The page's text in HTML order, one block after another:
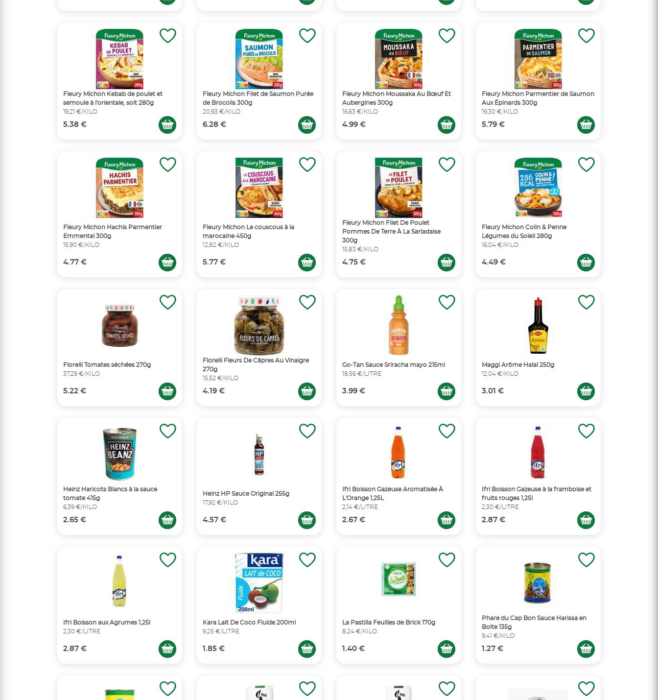
Fleury Michon Kebab de poulet et
semoule à l'orientale, soit 280g
19,21 €/KILO
5.38 €
Fleury Michon Filet de Saumon Purée
de Brocolis 300g
20,93 €/KILO
6.28 €
Fleury Michon Moussaka Au Bœuf Et
Aubergines 300g
16,63 €/KILO
4.99 €
Fleury Michon Parmentier de Saumon
Aux Épinards 300g
19,30 €/KILO
5.79 €
Fleury Michon Hachis Parmentier
Emmental 300g
15,90 €/KILO
4.77 €
Fleury Michon Le couscous à la
marocaine 450g
12,82 €/KILO
5.77 €
Fleury Michon Filet De Poulet
Pommes De Terre À La Sarladaise
300g
15,83 €/KILO
4.75 €
Fleury Michon Colin & Penne
Légumes du Soleil 280g
16,04 €/KILO
4.49 €
Florelli Tomates séchées 270g
37,29 €/KILO
5.22 €
Florelli Fleurs De Câpres Au Vinaigre
270g
15,52 €/KILO
4.19 €
Go-Tan Sauce Sriracha mayo 215ml
18,56 €/LITRE
3.99 €
Maggi Arôme Halal 250g
12,04 €/KILO
3.01 €
Heinz Haricots Blancs à la sauce
tomate 415g
6,39 €/KILO
2.65 €
Heinz HP Sauce Original 255g
17,92 €/KILO
4.57 €
Ifri Boisson Gazeuse Aromatisée À
L'Orange 1,25L
2,14 €/LITRE
2.67 €
Ifri Boisson Gazeuse à la framboise et
fruits rouges 1,25l
2,30 €/LITRE
2.87 €
Ifri Boisson aux Agrumes 1,25l
2,30 €/LITRE
2.87 €
Kara Lait De Coco Fluide 200ml
9,25 €/LITRE
1.85 €
La Pastilla Feuilles de Brick 170g
8,24 €/KILO
1.40 €
Phare du Cap Bon Sauce Harissa en
Boite 135g
9,41 €/KILO
1.27 €